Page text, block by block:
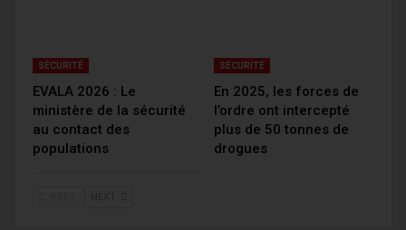
SÉCURITÉ
EVALA 2026 : Le
ministère de la sécurité
au contact des
populations
SÉCURITÉ
En 2025, les forces de
l’ordre ont intercepté
plus de 50 tonnes de
drogues